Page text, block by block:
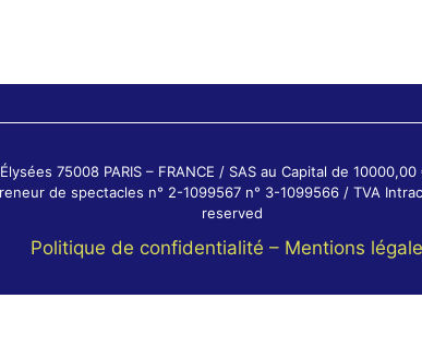
75008 PARIS – FRANCE / SAS au Capital de
de spectacles n° 2-1099567 n° 3-1099566 / TVA
reserved
Politique de confidentialité – Mentions